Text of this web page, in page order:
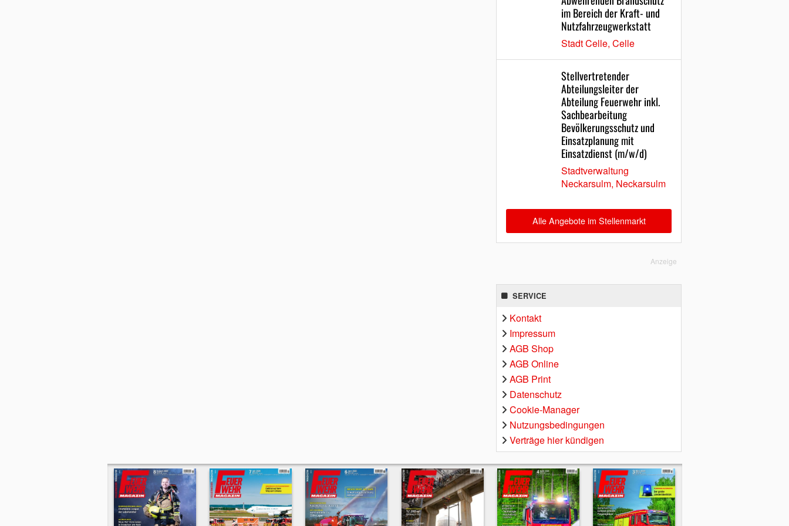
im Bereich der Kraft- und
Nutzfahrzeugwerkstatt
Stadt Celle, Celle
Stellvertretender
Abteilungsleiter der
Abteilung Feuerwehr inkl.
Sachbearbeitung
Bevölkerungsschutz und
Einsatzplanung mit
Einsatzdienst (m/w/d)
Stadtverwaltung
Neckarsulm, Neckarsulm
Alle Angebote im Stellenmarkt
Anzeige
SERVICE
Kontakt
Impressum
AGB Shop
AGB Online
AGB Print
Datenschutz
Cookie-Manager
Nutzungsbedingungen
Verträge hier kündigen